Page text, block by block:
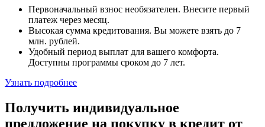
Первоначальный взнос необязателен. Внесите первый
платеж через месяц.
Высокая сумма кредитования. Вы можете взять до 7
млн. рублей.
Удобный период выплат для вашего комфорта.
Доступны программы сроком до 7 лет.
Узнать подробнее
Получить индивидуальное
предложение на покупку в кредит от